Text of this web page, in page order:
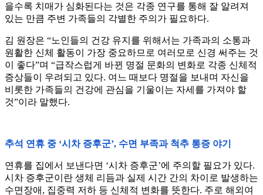
을수록 치매가 심화된다는 것은 각종 연구를 통해 잘 알려져
있는 만큼 주변 가족들의 각별한 주의가 필요하다.
김 원장은 “노인들의 건강 유지를 위해서는 가족과의 소통과
원활한 신체 활동이 가장 중요하므로 여러모로 신경 써주는 것
이 좋다”며 “급작스럽게 바뀐 명절 문화의 변화로 각종 신체적
증상들이 우려되고 있다. 여느 때보다 명절을 보내며 자신을
비롯한 가족들의 건강에 관심을 기울이는 자세를 가져야 할
것”이라 말했다.
추석 연휴 중 ‘시차 증후군’, 수면 부족과 척추 통증 야기
연휴를 집에서 보낸다면 ‘시차 증후군’에 주의할 필요가 있다.
시차 증후군이란 생체 리듬과 실제 시간 간의 차이로 발생하는
수면장애, 집중력 저하 등 신체적 변화를 뜻한다. 주로 해외여